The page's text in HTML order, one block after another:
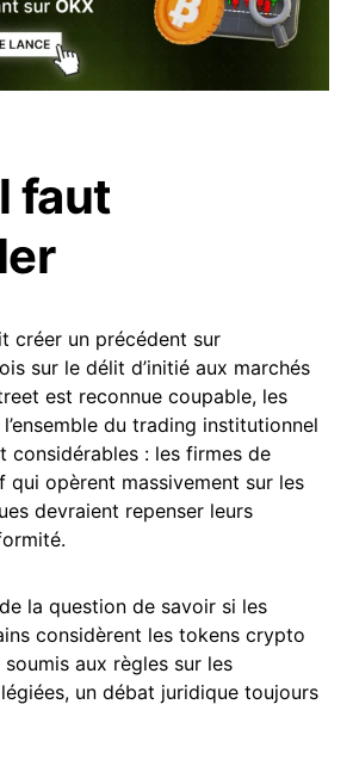
faut
créer un précédent sur
sur le délit d’initié aux marchés
est reconnue coupable, les
du trading institutionnel
considérables : les firmes de
opèrent massivement sur les
devraient repenser leurs
la question de savoir si les
considèrent les tokens crypto
aux règles sur les
un débat juridique toujours